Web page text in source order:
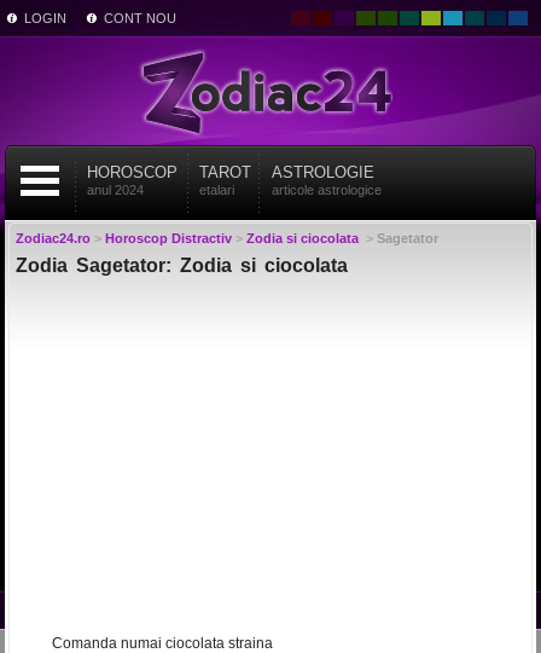
LOGIN CONT NOU
HOROSCOP
anul 2024
TAROT
etalari
ASTROLOGIE
articole astrologice
Zodiac24.ro> Horoscop Distractiv> Zodia si ciocolata> Sagetator
Zodia Sagetator: Zodia si ciocolata
Comanda numai ciocolata straina